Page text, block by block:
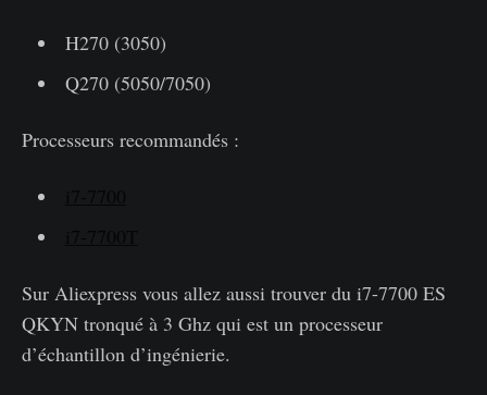
H270 (3050)
Q270 (5050/7050)
Processeurs recommandés :
Sur Aliexpress vous allez aussi trouver du i7-7700 ES
QKYN tronqué à 3 Ghz qui est un processeur
d’échantillon d’ingénierie.